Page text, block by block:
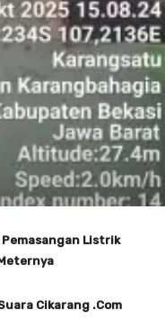
Pemasangan Listrik
Cikarang .Com